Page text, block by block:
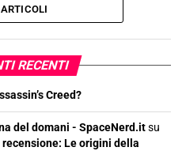
RECENTI
Creed?
del domani - SpaceNerd.itsu
Le origini della